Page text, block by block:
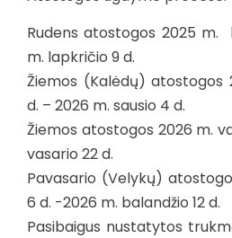
STRUKTŪRA IR KONTAKTAI
PASLAUGOS
D.U.K.
Rudens atostogos 2025 m.
m. lapkričio 9 d.
Žiemos (Kalėdų) atostogos
d. – 2026 m. sausio 4 d.
Žiemos atostogos 2026 m.
vasario 22 d.
Pavasario (Velykų)
6 d. -2026 m. balandžio 12 d.
Pasibaigus nustatytos